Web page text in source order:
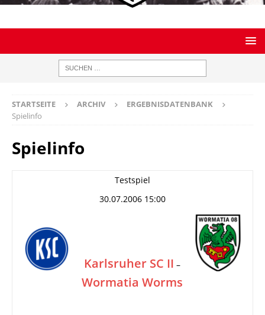
STARTSEITE ARCHIV
ERGEBNISDATENBANK
Spielinfo
Spielinfo
Testspiel
30.07.2006 15:00
Karlsruher SC II –
Wormatia Worms